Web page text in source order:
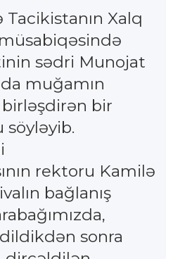
Tacikistanın Xalq
sədri Munojat
muğamın
birləşdirən bir
rektoru Kamilə
bağlanış
sonra